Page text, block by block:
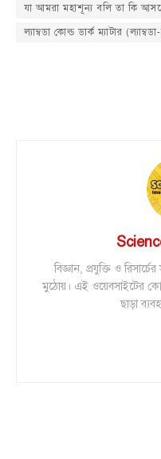
যা আমরা মহাশূন্য বলি তা কি
ল্যাম্বডা কোল্ড ডার্ক ম্যাটার
বিজ্ঞান, প্রযুক্তি ও
মুঠোয়। এই ওয়েবসাইটের
ছাড়া